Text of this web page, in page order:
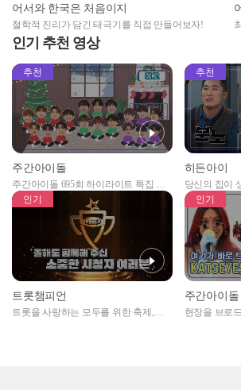
어서와 한국은 처음이지
철학적 진리가 담긴 태극기를 직접 만들어보자!
인기 추천 영상
추천
주간아이돌
주간아이돌 695회 하이라이트 특집 남
자아이돌편 예고
추천
히든아이
당신의 집이
못한 곳에서
인기
트롯챔피언
트롯을 사랑하는 모두를 위한 축제,
인기
주간아이돌
현장을 브로